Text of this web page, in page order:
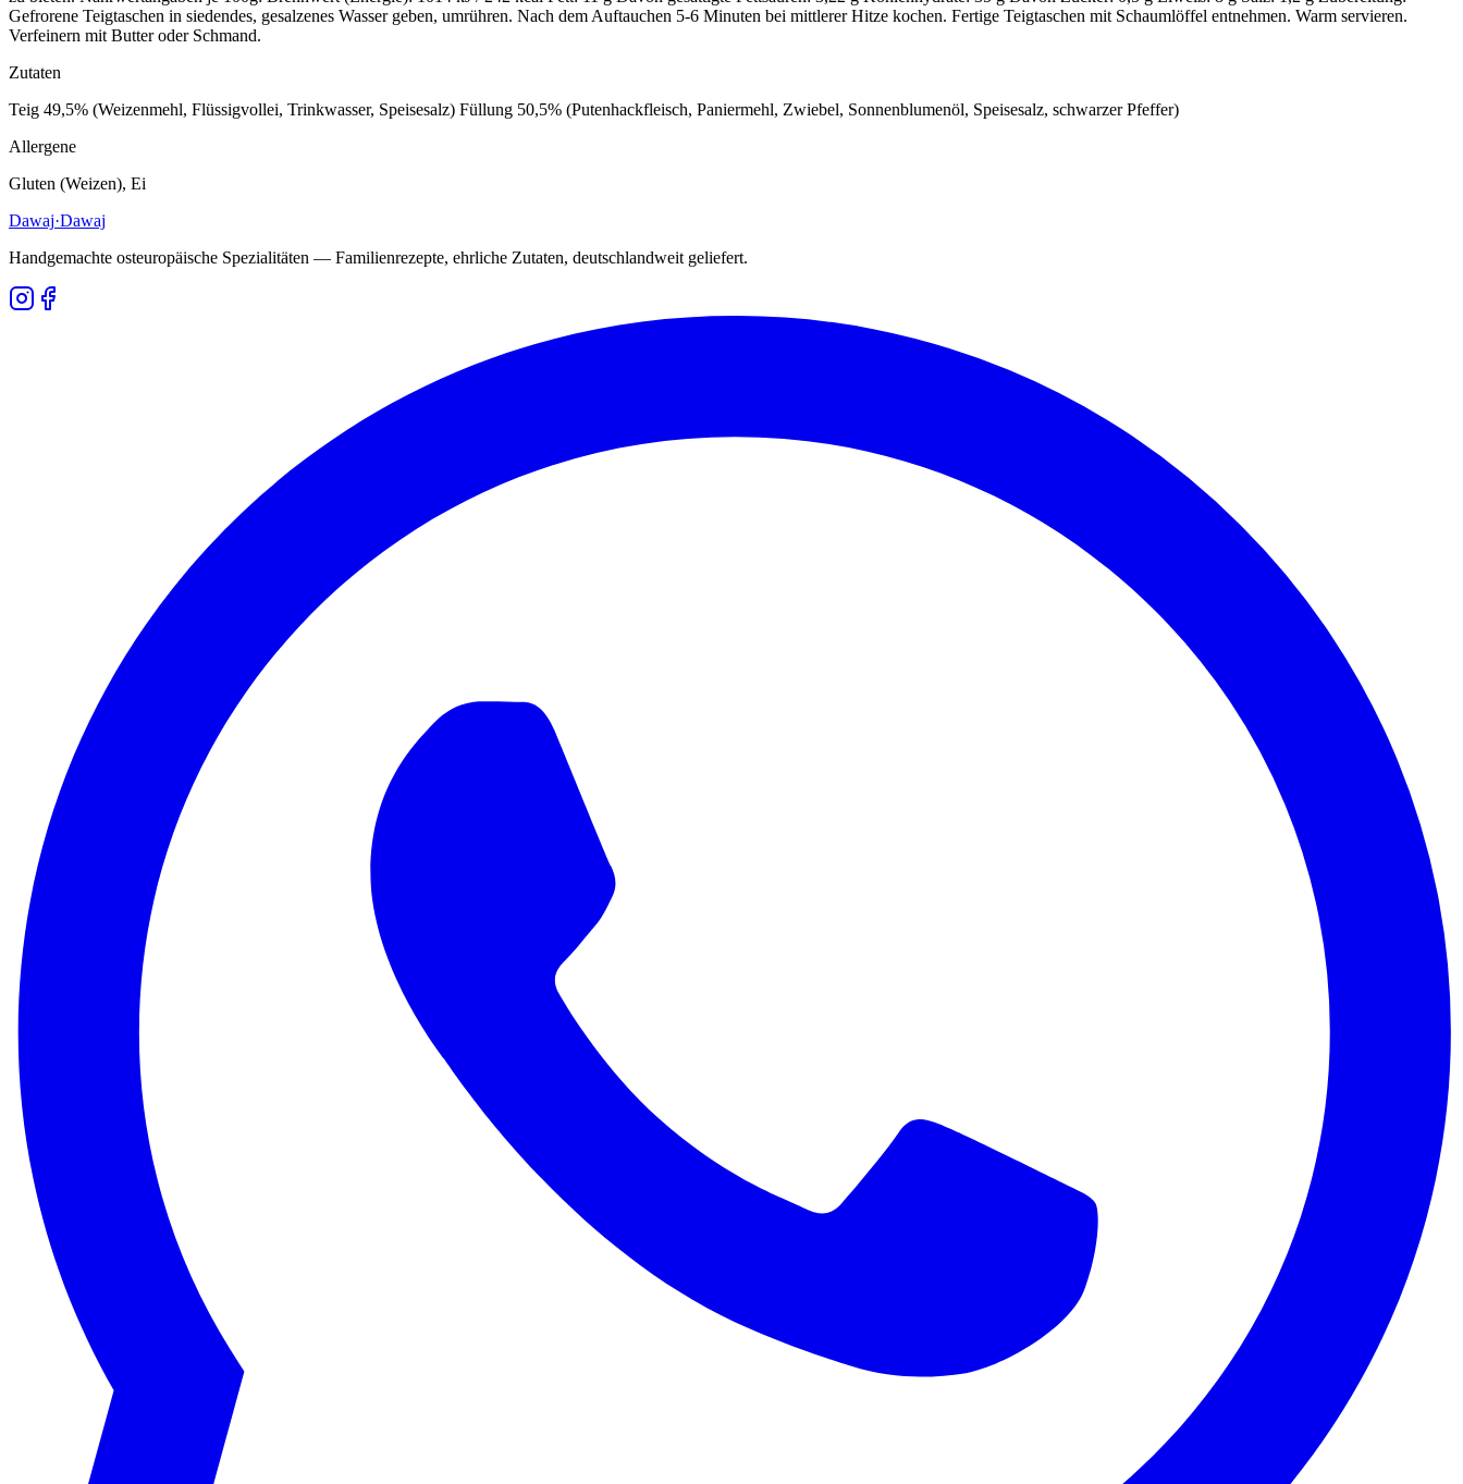
Gefrorene Teigtaschen in siedendes, gesalzenes Wasser geben, umrühren. Nach dem Auftauchen 5-6 Minuten bei mittlerer Hitze kochen. Fertige Teigtaschen mit Schaumlöffel entnehmen. Warm servieren.
Verfeinern mit Butter oder Schmand.
Zutaten
Teig 49,5% (Weizenmehl, Flüssigvollei, Trinkwasser, Speisesalz) Füllung 50,5% (Putenhackfleisch, Paniermehl, Zwiebel, Sonnenblumenöl, Speisesalz, schwarzer Pfeffer)
Allergene
Gluten (Weizen), Ei
Dawaj·Dawaj
Handgemachte osteuropäische Spezialitäten — Familienrezepte, ehrliche Zutaten, deutschlandweit geliefert.